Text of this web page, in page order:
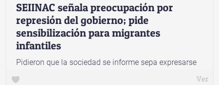
SEIINAC señala preocupación por
represión del gobierno; pide
sensibilización para migrantes
infantiles
Pidieron que la sociedad se informe sepa expresarse
mejor
Ver